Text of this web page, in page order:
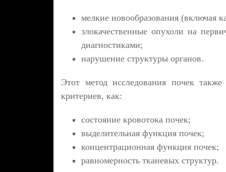
мелкие новообразования (включая
злокачественные опухоли на
диагностиками;
нарушение структуры органов.
Этот метод исследования почек
критериев, как:
состояние кровотока почек;
выделительная функция почек;
концентрационная функция почек;
равномерность тканевых структур.